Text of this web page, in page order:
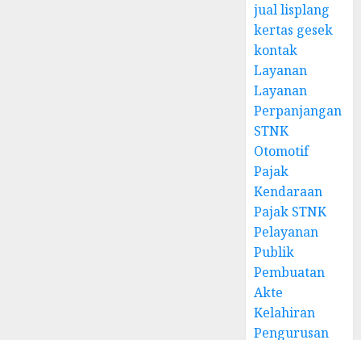
jual lisplang
kertas gesek
kontak
Layanan
Layanan
Perpanjangan
STNK
Otomotif
Pajak
Kendaraan
Pajak STNK
Pelayanan
Publik
Pembuatan
Akte
Kelahiran
Pengurusan